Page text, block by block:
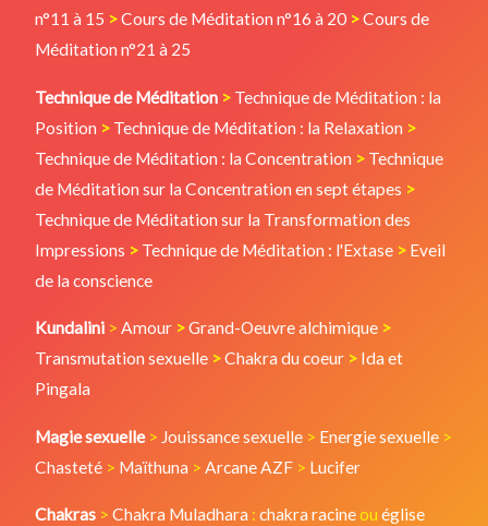
n°11 à 15 >Cours de Méditation n°16 à 20 >Cours de
Méditation n°21 à 25
Technique de Méditation > Technique de Méditation : la
Position > Technique de Méditation : la Relaxation >
Technique de Méditation : la Concentration > Technique
de Méditation sur la Concentration en sept étapes >
Technique de Méditation sur la Transformation des
Impressions > Technique de Méditation : l'Extase > Eveil
de la conscience
Kundalini > Amour >Grand-Oeuvre alchimique >
Transmutation sexuelle >Chakra du coeur > Ida et
Pingala
Magie sexuelle> Jouissance sexuelle > Energie sexuelle >
Chasteté > Maïthuna > Arcane AZF > Lucifer
Chakras > Chakra Muladhara : chakra racineou église